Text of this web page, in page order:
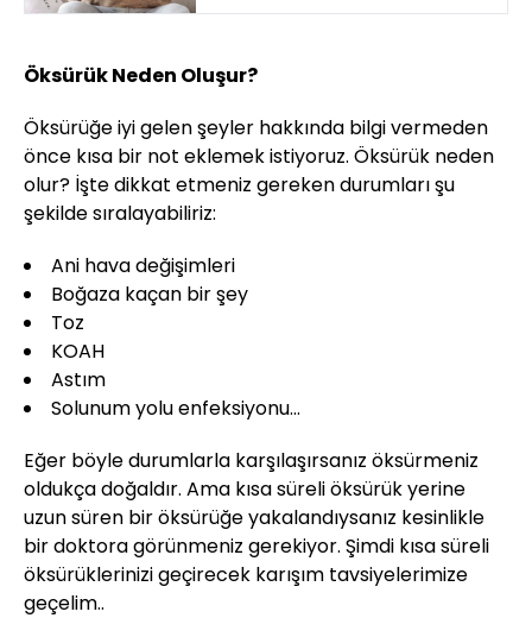
Öksürük Neden Oluşur?
Öksürüğe iyi gelen şeyler hakkında bilgi vermeden
önce kısa bir not eklemek istiyoruz. Öksürük neden
olur? İşte dikkat etmeniz gereken durumları şu
şekilde sıralayabiliriz:
Ani hava değişimleri
Boğaza kaçan bir şey
Toz
KOAH
Astım
Solunum yolu enfeksiyonu…
Eğer böyle durumlarla karşılaşırsanız öksürmeniz
oldukça doğaldır. Ama kısa süreli öksürük yerine
uzun süren bir öksürüğe yakalandıysanız kesinlikle
bir doktora görünmeniz gerekiyor. Şimdi kısa süreli
öksürüklerinizi geçirecek karışım tavsiyelerimize
geçelim..